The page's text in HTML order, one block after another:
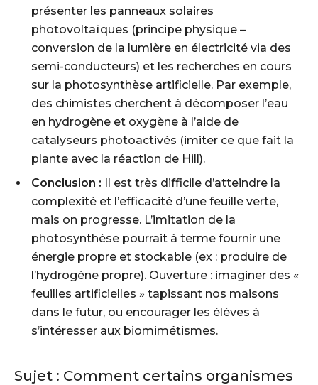
présenter les panneaux solaires
photovoltaïques (principe physique –
conversion de la lumière en électricité via des
semi-conducteurs) et les recherches en cours
sur la photosynthèse artificielle. Par exemple,
des chimistes cherchent à décomposer l’eau
en hydrogène et oxygène à l’aide de
catalyseurs photoactivés (imiter ce que fait la
plante avec la réaction de Hill).
Conclusion : Il est très difficile d’atteindre la
complexité et l’efficacité d’une feuille verte,
mais on progresse. L’imitation de la
photosynthèse pourrait à terme fournir une
énergie propre et stockable (ex : produire de
l’hydrogène propre). Ouverture : imaginer des «
feuilles artificielles » tapissant nos maisons
dans le futur, ou encourager les élèves à
s’intéresser aux biomimétismes.
Sujet : Comment certains organismes